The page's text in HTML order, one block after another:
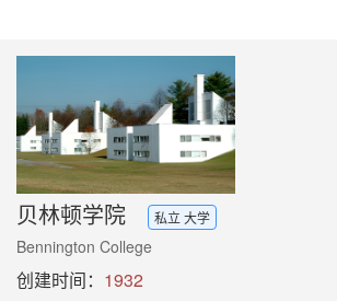
贝林顿学院 私立 大学
Bennington College
创建时间： 1932